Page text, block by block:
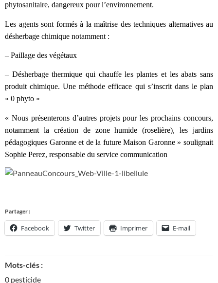
phytosanitaire, dangereux pour l’environnement.
Les agents sont formés à la maîtrise des techniques alternatives au
désherbage chimique notamment :
– Paillage des végétaux
– Désherbage thermique qui chauffe les plantes et les abats sans
produit chimique. Une méthode efficace qui s’inscrit dans le plan
« 0 phyto »
« Nous présenterons d’autres projets pour les prochains concours,
notamment la création de zone humide (roselière), les jardins
pédagogiques Garonne et de la future Maison Garonne » soulignait
Sophie Perez, responsable du service communication
Partager :
Facebook Twitter Imprimer E-mail
Mots-clés :
0 pesticide